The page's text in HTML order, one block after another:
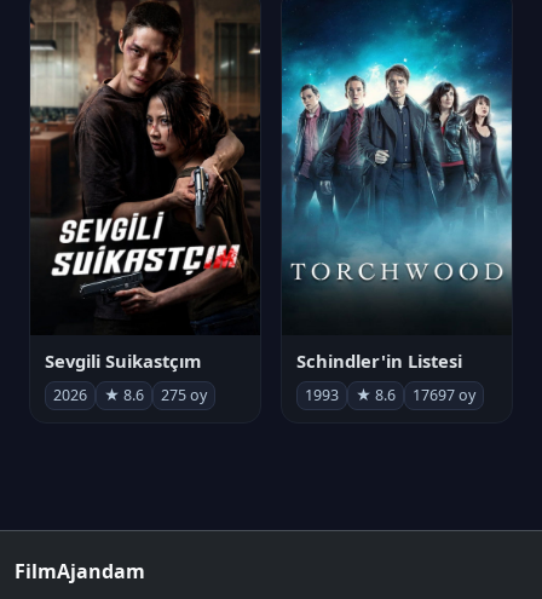
Sevgili Suikastçım
2026 ★ 8.6 275 oy
Schindler'in Listesi
1993 ★ 8.6 17697 oy
FilmAjandam